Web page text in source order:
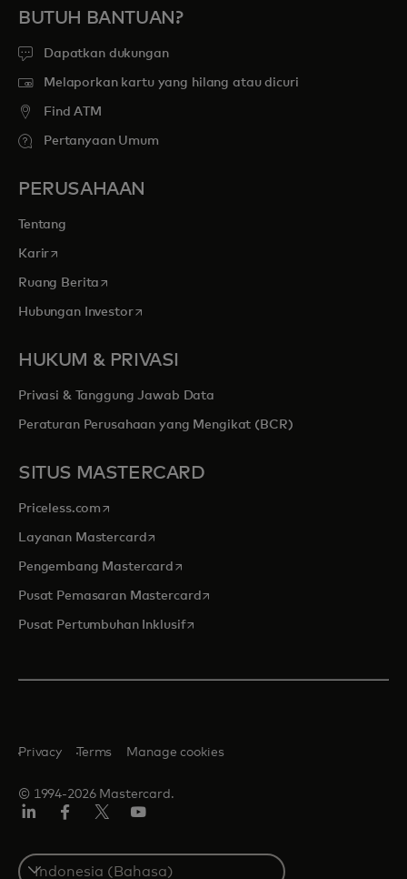
BUTUH BANTUAN?
Dapatkan dukungan
Melaporkan kartu yang hilang atau dicuri
Find ATM
Pertanyaan Umum
PERUSAHAAN
Tentang
Kariropens in a new tab
Ruang Berita opens in a new tab
Hubungan Investoropens in a new tab
HUKUM & PRIVASI
Privasi & Tanggung Jawab Data
Peraturan Perusahaan yang Mengikat (BCR)
SITUS MASTERCARD
Priceless.com opens in a new tab
Layanan Mastercardopens in a new tab
Pengembang Mastercard opens in a new tab
Pusat Pemasaran Mastercardopens in a new tab
Pusat Pertumbuhan Inklusifopens in a new tab
© 1994-2026 Mastercard.
Privacy Terms Manage cookies
Select
a